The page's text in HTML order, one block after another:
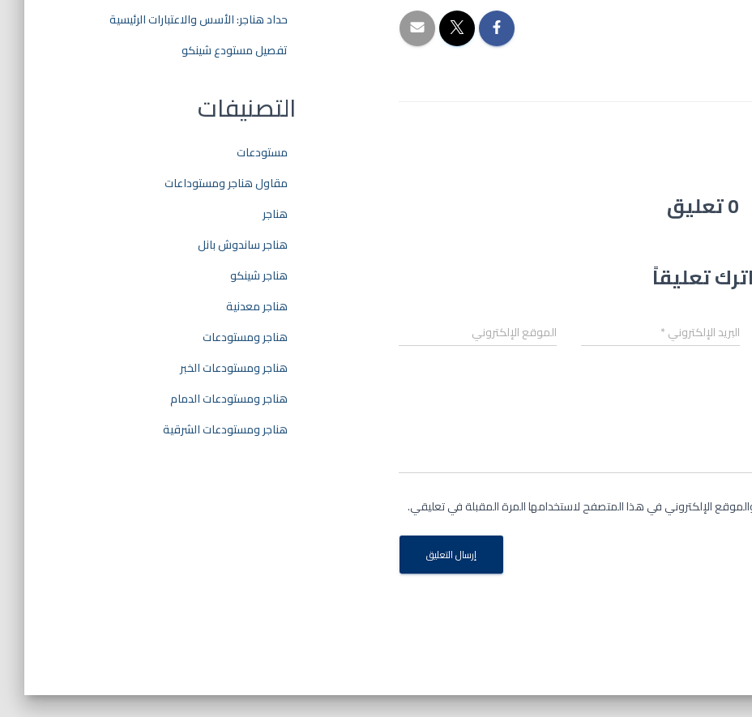
0 تعليق
اترك تعليقاً
البريد الإلكتروني* الموقع الإلكتروني
الإلكتروني في هذا المتصفح لاستخدامها المرة المقبلة في تعليقي.
حداد هناجر: الأسس والاعتبارات الرئيسية
تفصيل مستودع شينكو
التصنيفات
مستودعات
مقاول هناجر ومستوداعات
هناجر
هناجر ساندوش بانل
هناجر شينكو
هناجر معدنية
هناجر ومستودعات
هناجر ومستودعات الخبر
هناجر ومستودعات الدمام
هناجر ومستودعات الشرقية